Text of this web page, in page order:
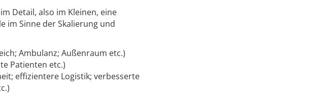
Detail, also im Kleinen, eine
im Sinne der Skalierung und
Ambulanz; Außenraum etc.)
Patienten etc.)
effizientere Logistik; verbesserte